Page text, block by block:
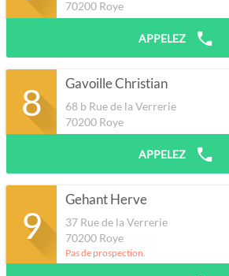
70200 Roye
APPELEZ
8 Gavoille Christian
68 b Rue de la Verrerie
70200 Roye
APPELEZ
9
Gehant Herve
37 Rue de la Verrerie
70200 Roye
Pas de prospection.